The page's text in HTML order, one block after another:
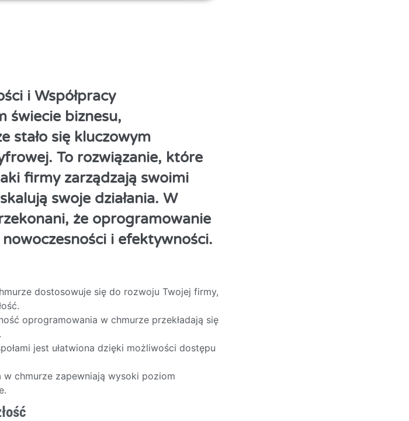
i Współpracy
świecie biznesu,
stało się kluczowym
To rozwiązanie, które
firmy zarządzają swoimi
swoje działania. W
że oprogramowanie
i efektywności.
dostosowuje się do rozwoju Twojej firmy,
oprogramowania w chmurze przekładają się
jest ułatwiona dzięki możliwości dostępu
w chmurze zapewniają wysoki poziom